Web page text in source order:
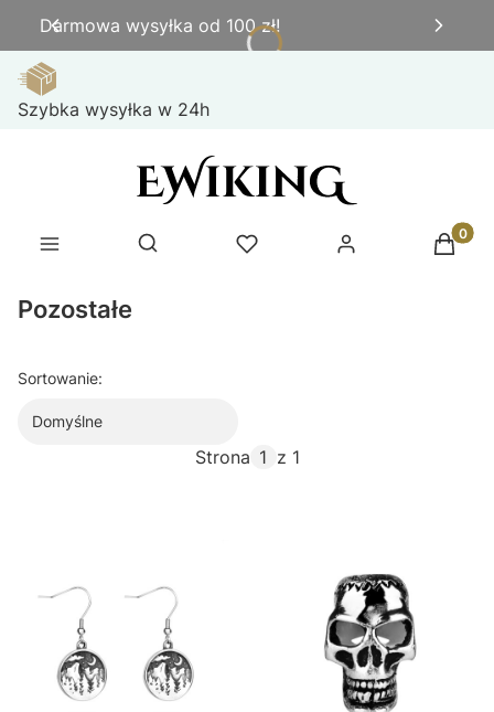
Darmowa wysyłka od 100 zł!
Szybka wysyłka w 24h
Otwórz wyszukiwarkę
Pozostałe
Sortowanie:
Domyślne
Strona z 1